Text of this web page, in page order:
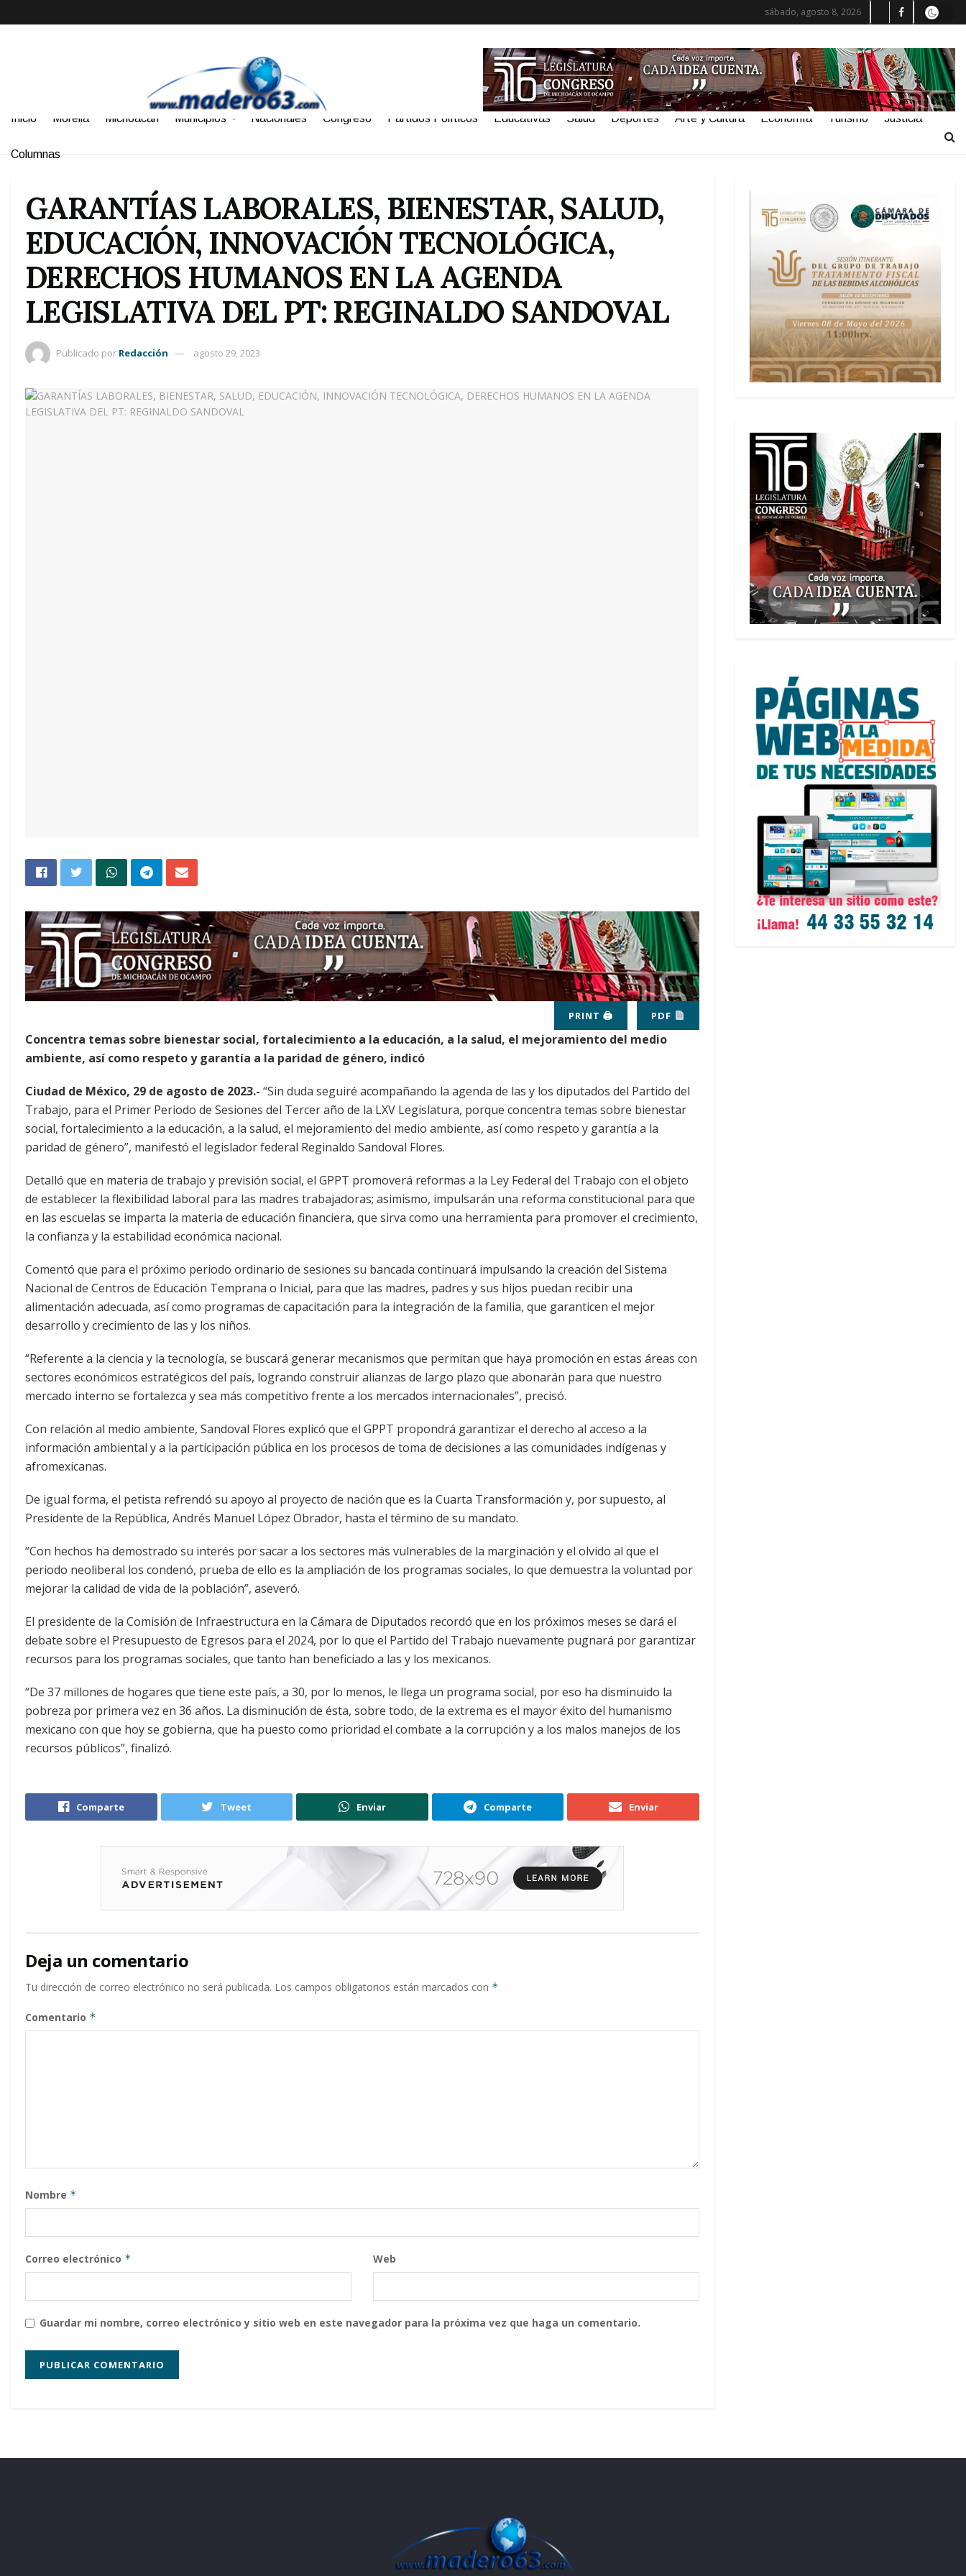
sábado, agosto 8, 2026
Inicio Morelia Michoacán Municipios Nacionales Congreso Partidos Políticos Educativas Salud Deportes Arte y Cultura Economía Turismo Justicia
Columnas
GARANTÍAS LABORALES, BIENESTAR, SALUD,
EDUCACIÓN, INNOVACIÓN TECNOLÓGICA,
DERECHOS HUMANOS EN LA AGENDA
LEGISLATIVA DEL PT: REGINALDO SANDOVAL
Publicado por Redacción agosto 29, 2023
PRINT 🖨 PDF
Concentra temas sobre bienestar social, fortalecimiento a la educación, a la salud, el mejoramiento del medio
ambiente, así como respeto y garantía a la paridad de género, indicó
Ciudad de México, 29 de agosto de 2023.- “Sin duda seguiré acompañando la agenda de las y los diputados del Partido del
Trabajo, para el Primer Periodo de Sesiones del Tercer año de la LXV Legislatura, porque concentra temas sobre bienestar
social, fortalecimiento a la educación, a la salud, el mejoramiento del medio ambiente, así como respeto y garantía a la
paridad de género”, manifestó el legislador federal Reginaldo Sandoval Flores.
Detalló que en materia de trabajo y previsión social, el GPPT promoverá reformas a la Ley Federal del Trabajo con el objeto
de establecer la flexibilidad laboral para las madres trabajadoras; asimismo, impulsarán una reforma constitucional para que
en las escuelas se imparta la materia de educación financiera, que sirva como una herramienta para promover el crecimiento,
la confianza y la estabilidad económica nacional.
Comentó que para el próximo periodo ordinario de sesiones su bancada continuará impulsando la creación del Sistema
Nacional de Centros de Educación Temprana o Inicial, para que las madres, padres y sus hijos puedan recibir una
alimentación adecuada, así como programas de capacitación para la integración de la familia, que garanticen el mejor
desarrollo y crecimiento de las y los niños.
“Referente a la ciencia y la tecnología, se buscará generar mecanismos que permitan que haya promoción en estas áreas con
sectores económicos estratégicos del país, logrando construir alianzas de largo plazo que abonarán para que nuestro
mercado interno se fortalezca y sea más competitivo frente a los mercados internacionales”, precisó.
Con relación al medio ambiente, Sandoval Flores explicó que el GPPT propondrá garantizar el derecho al acceso a la
información ambiental y a la participación pública en los procesos de toma de decisiones a las comunidades indígenas y
afromexicanas.
De igual forma, el petista refrendó su apoyo al proyecto de nación que es la Cuarta Transformación y, por supuesto, al
Presidente de la República, Andrés Manuel López Obrador, hasta el término de su mandato.
“Con hechos ha demostrado su interés por sacar a los sectores más vulnerables de la marginación y el olvido al que el
periodo neoliberal los condenó, prueba de ello es la ampliación de los programas sociales, lo que demuestra la voluntad por
mejorar la calidad de vida de la población”, aseveró.
El presidente de la Comisión de Infraestructura en la Cámara de Diputados recordó que en los próximos meses se dará el
debate sobre el Presupuesto de Egresos para el 2024, por lo que el Partido del Trabajo nuevamente pugnará por garantizar
recursos para los programas sociales, que tanto han beneficiado a las y los mexicanos.
“De 37 millones de hogares que tiene este país, a 30, por lo menos, le llega un programa social, por eso ha disminuido la
pobreza por primera vez en 36 años. La disminución de ésta, sobre todo, de la extrema es el mayor éxito del humanismo
mexicano con que hoy se gobierna, que ha puesto como prioridad el combate a la corrupción y a los malos manejos de los
recursos públicos”, finalizó.
Comparte Tweet Enviar Comparte Enviar
Deja un comentario
Tu dirección de correo electrónico no será publicada. Los campos obligatorios están marcados con *
Comentario *
Nombre *
Correo electrónico * Web
Guardar mi nombre, correo electrónico y sitio web en este navegador para la próxima vez que haga un comentario.